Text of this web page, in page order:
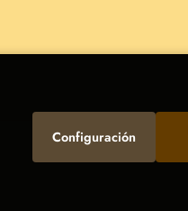
Configuración